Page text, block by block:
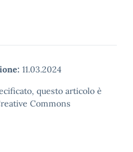
11.03.2024
questo articolo è
Commons